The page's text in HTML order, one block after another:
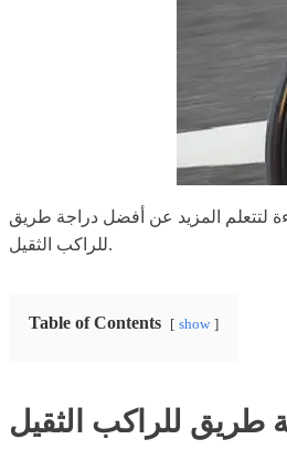
لتتعلم المزيد عن أفضل دراجة طريق
للراكب الثقيل.
Table of Contents show
طريق للراكب الثقيل